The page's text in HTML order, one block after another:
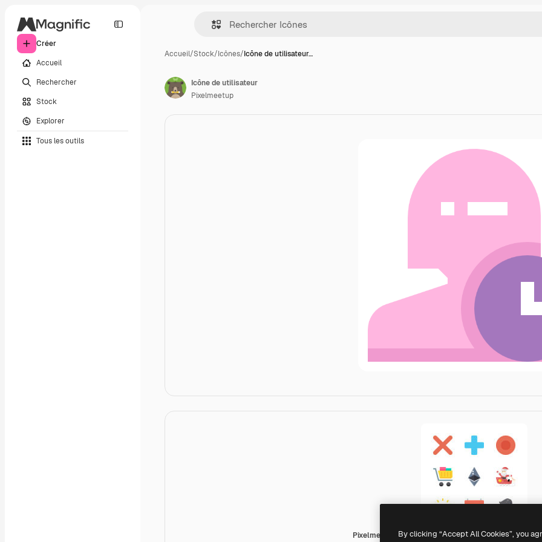
Créer
Accueil
Rechercher
Stock
Explorer
Tous les outils
Accueil/Stock/Icônes/Icône de utilisateur…
Pixelmeetup Flat
Icône de utilisateur
Pixelmeetup
By clicking “Accept All Cookies”, you